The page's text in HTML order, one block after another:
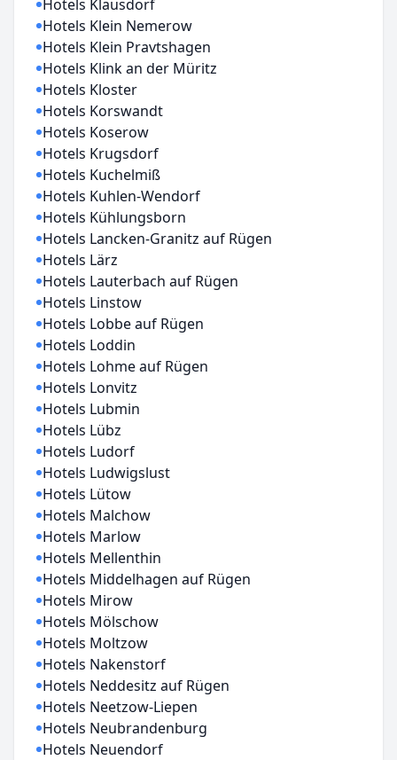
Hotels Klausdorf
Hotels Klein Nemerow
Hotels Klein Pravtshagen
Hotels Klink an der Müritz
Hotels Kloster
Hotels Korswandt
Hotels Koserow
Hotels Krugsdorf
Hotels Kuchelmiß
Hotels Kuhlen-Wendorf
Hotels Kühlungsborn
Hotels Lancken-Granitz auf Rügen
Hotels Lärz
Hotels Lauterbach auf Rügen
Hotels Linstow
Hotels Lobbe auf Rügen
Hotels Loddin
Hotels Lohme auf Rügen
Hotels Lonvitz
Hotels Lubmin
Hotels Lübz
Hotels Ludorf
Hotels Ludwigslust
Hotels Lütow
Hotels Malchow
Hotels Marlow
Hotels Mellenthin
Hotels Middelhagen auf Rügen
Hotels Mirow
Hotels Mölschow
Hotels Moltzow
Hotels Nakenstorf
Hotels Neddesitz auf Rügen
Hotels Neetzow-Liepen
Hotels Neubrandenburg
Hotels Neuendorf